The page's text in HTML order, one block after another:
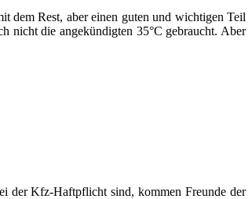
dem Rest, aber einen guten und wichtigen Teil
nicht die angekündigten 35°C gebraucht. Aber
der Kfz-Haftpflicht sind, kommen Freunde der